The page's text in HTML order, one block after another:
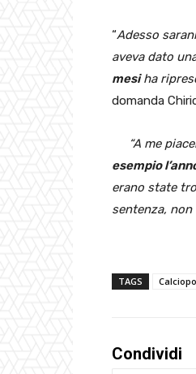
“Adesso
aveva dato
mesiha
domanda
“A me
esempio
erano state
sentenza,
TAGS
Condividi